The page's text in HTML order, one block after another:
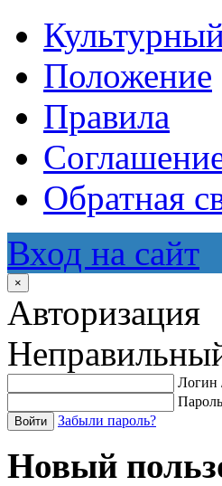
Положение
Правила
Обратная
Вход на сайт
×
Авторизация
Логин
Пароль
Войти Забыли пароль?
Новый